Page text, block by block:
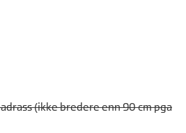
(ikke bredere enn 90 cm pga